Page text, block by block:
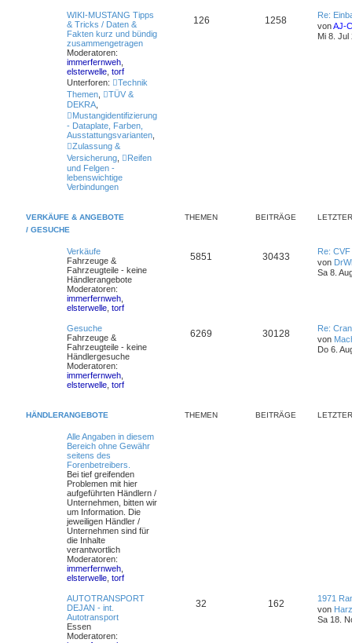
WIKI-MUSTANG Tipps
& Tricks / Daten &
Fakten kurz und bündig
zusammengetragen
Moderatoren:
immerfernweh
elsterwelle torf
Unterforen:
Technik
Themen
TÜV &
DEKRA
Mustangidentifizierung
- Dataplate, Farben,
Ausstattungsvarianten
Zulassung &
Versicherung
Reifen
und Felgen -
lebenswichtige
Verbindungen
126 1258
Re:
vonAJ-
Mi 8. Jul
VERKÄUFE & ANGEBOTE
/ GESUCHE
THEMEN BEITRÄGE
Verkäufe
Fahrzeuge &
Fahrzeugteile - keine
Händlerangebote
Moderatoren:
immerfernweh
elsterwelle torf
5851 30433
Re:
von
Sa 8.
Gesuche
Fahrzeuge &
Fahrzeugteile - keine
Händlergesuche
Moderatoren:
immerfernweh
elsterwelle torf
6269 30128
Re:
von
Do 6.
HÄNDLERANGEBOTE THEMEN BEITRÄGE
Alle Angaben in diesem
Bereich ohne Gewähr
seitens des
Forenbetreibers.
Bei tief greifenden
Problemen mit hier
aufgeführten Händlern /
Unternehmen, bitten wir
um Information. Die
jeweiligen Händler /
Unternehmen sind für
die Inhalte
verantwortlich
Moderatoren:
immerfernweh
elsterwelle torf
AUTOTRANSPORT
DEJAN - int.
Autotransport
Essen
Moderatoren:
32 162
1971
von
Sa 18.